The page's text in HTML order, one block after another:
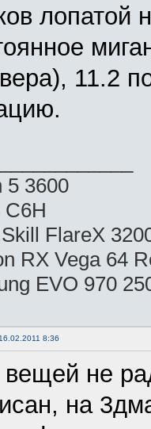
лопатой
11.2
5 3600
FlareX
RX Vega 64
EVO 970
16.02.2011 8:36
вещей не
на